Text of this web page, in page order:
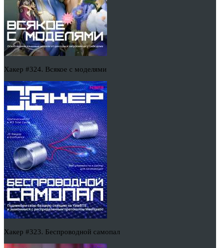
Хакер #324. Всякое с моделями
Хакер #323. Беспроводной самопал